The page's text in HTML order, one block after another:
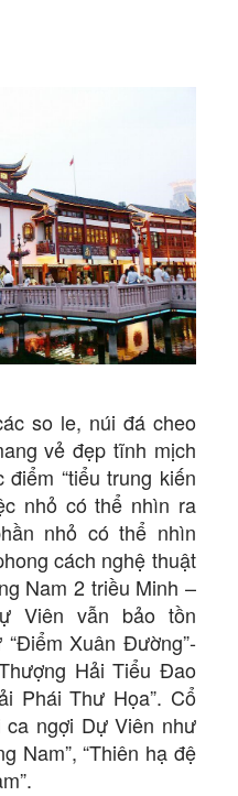
so le, núi đá cheo
vẻ đẹp tĩnh mịch
“tiểu trung kiến
nhỏ có thể nhìn ra
nhỏ có thể nhìn
cách nghệ thuật
Nam 2 triều Minh –
Viên vẫn bảo tồn
Xuân Đường”-
Hải Tiểu Đao
Phái Thư Họa”. Cổ
ngợi Dự Viên như
Nam”, “Thiên hạ đệ